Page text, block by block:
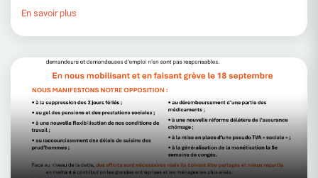
En savoir plus